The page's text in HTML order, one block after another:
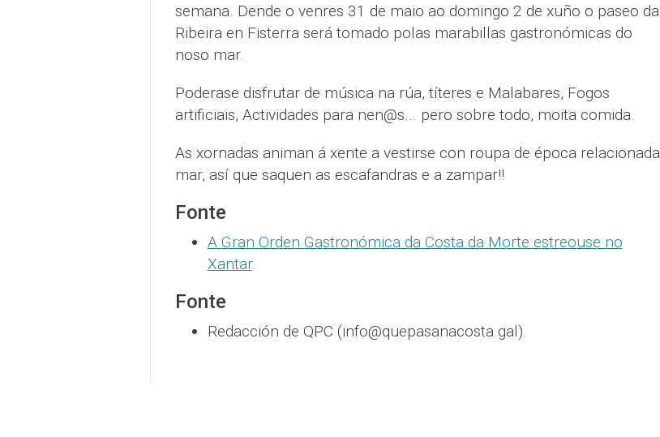
semana. Dende o venres 31 de maio ao domingo 2 de xuño o paseo da
Ribeira en Fisterra será tomado polas marabillas gastronómicas do
noso mar.
Poderase disfrutar de música na rúa, títeres e Malabares, Fogos
artificiais, Actividades para nen@s... pero sobre todo, moita comida.
As xornadas animan á xente a vestirse con roupa de época relacionada
mar, así que saquen as escafandras e a zampar!!
Fonte
A Gran Orden Gastronómica da Costa da Morte estreouse no
Xantar.
Fonte
Redacción de QPC (info@quepasanacosta.gal).